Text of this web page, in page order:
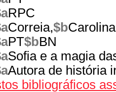
RPC
Correia,$b
PT$bBN
Sofia e a magia
Autora de história
bibliográficos